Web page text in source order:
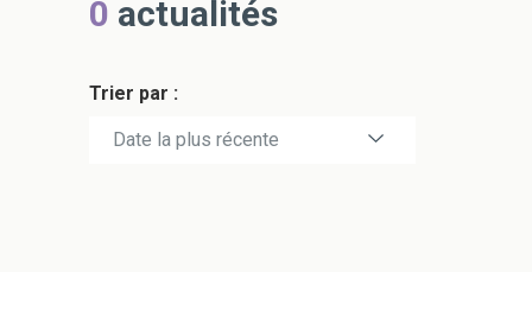
0 actualités
Trier par :
Date la plus récente